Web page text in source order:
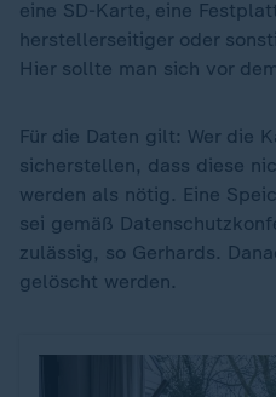
eine SD-Karte, eine
herstellerseitiger oder
Hier sollte man sich vor
Für die Daten gilt: Wer die
sicherstellen, dass diese
werden als nötig. Eine
sei gemäß
zulässig, so Gerhards.
gelöscht werden.